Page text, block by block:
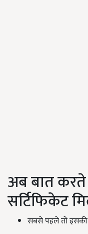
अब बात
सर्टिफिकेट
सबसे पहले तो इसकी